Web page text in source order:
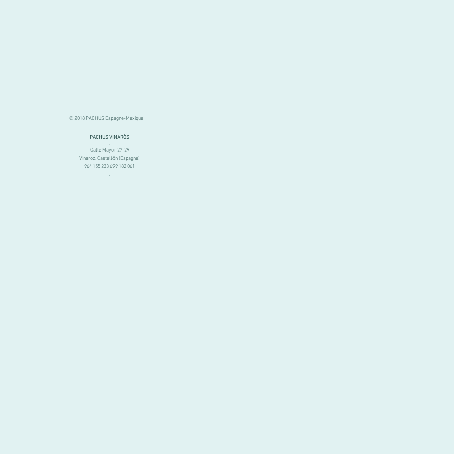
© 2018 PACHUS Espagne-Mexique
PACHUS VINARÒS
.
Calle Mayor 27-29
Vinaroz, Castellón (Espagne)
964 155 233 699 182 061
.